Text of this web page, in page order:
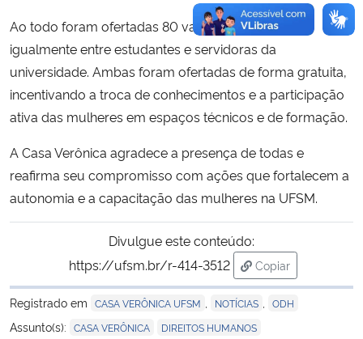
Ao todo foram ofertadas 80 vagas, distribuídas
igualmente entre estudantes e servidoras da
universidade. Ambas foram ofertadas de forma gratuita,
incentivando a troca de conhecimentos e a participação
ativa das mulheres em espaços técnicos e de formação.
A Casa Verônica agradece a presença de todas e
reafirma seu compromisso com ações que fortalecem a
autonomia e a capacitação das mulheres na UFSM.
Divulgue este conteúdo:
https://ufsm.br/r-414-3512
Copiar
para área de
Registrado em CASA VERÔNICA UFSM NOTÍCIAS ODH
Assunto(s): CASA VERÔNICA DIREITOS HUMANOS